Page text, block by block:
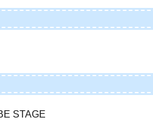
STAGE